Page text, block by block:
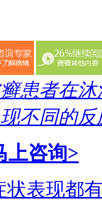
患者在
不同的反
上咨询>
状表现都